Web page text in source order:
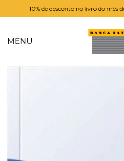
10% de desconto no livro do mês
MENU